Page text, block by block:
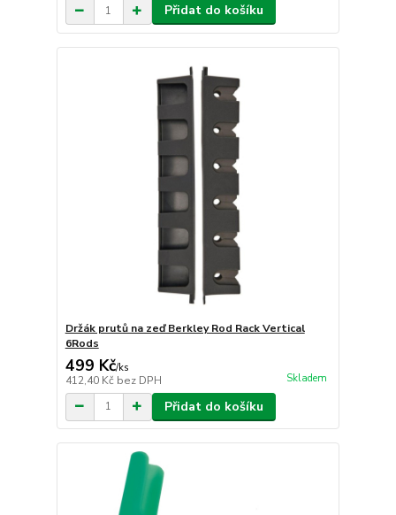
Přidat do košíku
Držák prutů na zeď Berkley Rod Rack Vertical
6Rods
499 Kč/ks
412,40 Kč bez DPH Skladem
Přidat do košíku